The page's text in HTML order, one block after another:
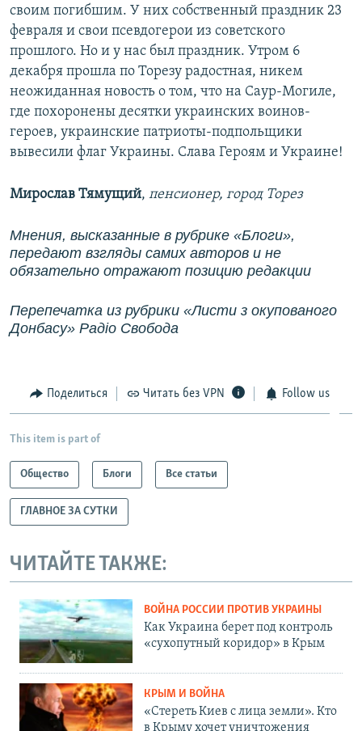
своим погибшим. У них собственный праздник 23
февраля и свои псевдогерои из советского
прошлого. Но и у нас был праздник. Утром 6
декабря прошла по Торезу радостная, никем
неожиданная новость о том, что на Саур-Могиле,
где похоронены десятки украинских воинов-
героев, украинские патриоты-подпольщики
вывесили флаг Украины. Слава Героям и Украине!
Мирослав Тямущий, пенсионер, город Торез
Мнения, высказанные в рубрике «Блоги»,
передают взгляды самих авторов и не
обязательно отражают позицию редакции
Перепечатка из рубрики «Листи з окупованого
Донбасу» Радіо Свобода
Поделиться Читать без VPN Follow us
This item is part of
Общество Блоги Все статьи
ГЛАВНОЕ ЗА СУТКИ
ЧИТАЙТЕ ТАКЖЕ:
ВОЙНА РОССИИ ПРОТИВ УКРАИНЫ
Как Украина берет под контроль
«сухопутный коридор» в Крым
КРЫМ И ВОЙНА
«Стереть Киев с лица земли». Кто
в Крыму хочет уничтожения